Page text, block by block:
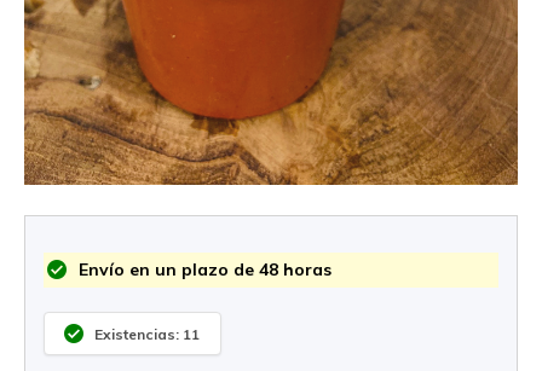
Envío en un plazo de 48 horas
Existencias: 11